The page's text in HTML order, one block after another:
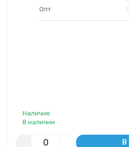
Опт
Наличие
В наличии
В